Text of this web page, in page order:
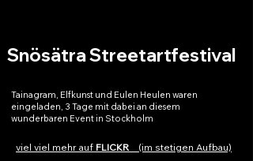
Snösätra Streetartfestival
Tainagram, Elfkunst und Eulen Heulen waren
eingeladen, 3 Tage mit dabei an diesem
wunderbaren Event in Stockholm
viel viel mehr auf FLICKR(im stetigen Aufbau)